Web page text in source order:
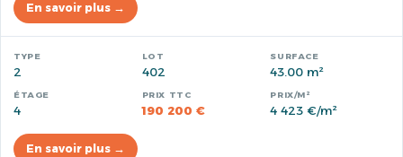
En savoir plus →
2 402 43.00 m²
4 190 200 € 4 423 €/m²
En savoir plus →